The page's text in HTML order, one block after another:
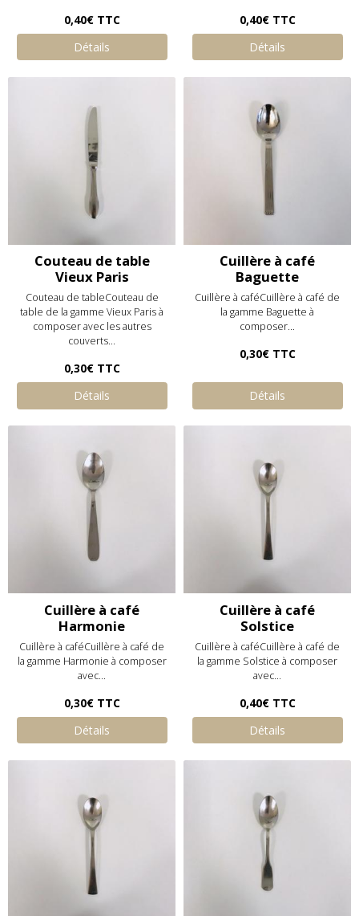
0,40€ TTC
Détails
0,40€ TTC
Détails
Couteau de table
Vieux Paris
Couteau de tableCouteau de
table de la gamme Vieux Paris à
composer avec les autres
couverts...
0,30€ TTC
Détails
Cuillère à café
Baguette
Cuillère à caféCuillère à café de
la gamme Baguette à
composer...
0,30€ TTC
Détails
Cuillère à café
Harmonie
Cuillère à caféCuillère à café de
la gamme Harmonie à composer
avec...
0,30€ TTC
Détails
Cuillère à café
Solstice
Cuillère à caféCuillère à café de
la gamme Solstice à composer
avec...
0,40€ TTC
Détails